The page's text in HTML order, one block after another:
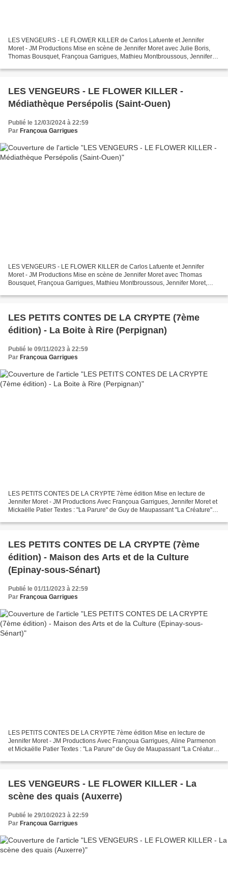
LES VENGEURS - LE FLOWER KILLER de Carlos Lafuente et Jennifer
Moret - JM Productions Mise en scène de Jennifer Moret avec Julie Boris,
Thomas Bousquet, Françoua Garrigues, Mathieu Montbroussous, Jennifer
LES VENGEURS - LE FLOWER KILLER -
Médiathèque Persépolis (Saint-Ouen)
Publié le 12/03/2024 à 22:59
Par Françoua Garrigues
LES VENGEURS - LE FLOWER KILLER de Carlos Lafuente et Jennifer
Moret - JM Productions Mise en scène de Jennifer Moret avec Thomas
Bousquet, Françoua Garrigues, Mathieu Montbroussous, Jennifer Moret,
LES PETITS CONTES DE LA CRYPTE (7ème
édition) - La Boite à Rire (Perpignan)
Publié le 09/11/2023 à 22:59
Par Françoua Garrigues
LES PETITS CONTES DE LA CRYPTE 7ème édition Mise en lecture de
Jennifer Moret - JM Productions Avec Françoua Garrigues, Jennifer Moret et
Mickaëlle Patier Textes : "La Parure" de Guy de Maupassant "La Créature"
LES PETITS CONTES DE LA CRYPTE (7ème
édition) - Maison des Arts et de la Culture
(Epinay-sous-Sénart)
Publié le 01/11/2023 à 22:59
Par Françoua Garrigues
LES PETITS CONTES DE LA CRYPTE 7ème édition Mise en lecture de
Jennifer Moret - JM Productions Avec Françoua Garrigues, Aline Parmenon
et Mickaëlle Patier Textes : "La Parure" de Guy de Maupassant "La Créature"
LES VENGEURS - LE FLOWER KILLER - La
scène des quais (Auxerre)
Publié le 29/10/2023 à 22:59
Par Françoua Garrigues